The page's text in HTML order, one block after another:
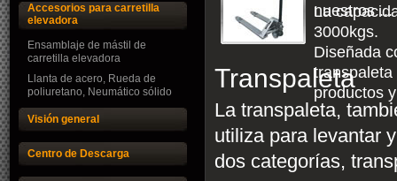
Accesorios para carretilla
elevadora
Ensamblaje de mástil de
carretilla elevadora
Llanta de acero, Rueda de
poliuretano, Neumático sólido
Visión general
Centro de Descarga
nuestros ...
La
3000kgs.
Diseñada
productos
Transpaleta
La transpaleta,
utiliza para levantar
dos categorías,